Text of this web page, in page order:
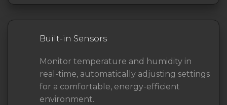
Built-in Sensors
Monitor temperature and humidity in
real-time, automatically adjusting settings
for a comfortable, energy-efficient
environment.